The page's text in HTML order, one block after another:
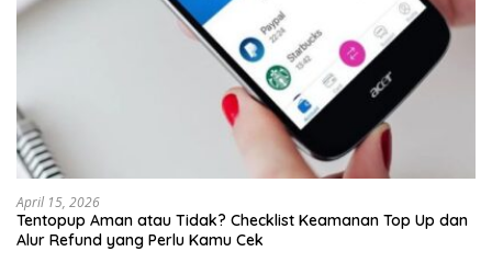
April 15, 2026
Tentopup Aman atau Tidak? Checklist Keamanan Top Up dan
Alur Refund yang Perlu Kamu Cek